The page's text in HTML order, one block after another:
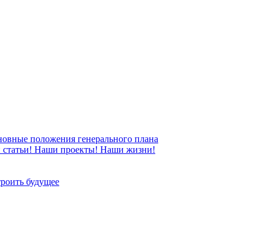
положения генерального плана
статьи! Наши проекты! Наши жизни!
будущее